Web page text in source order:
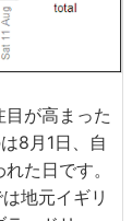
が高まった
8月1日、自
た日です。
地元イギリ